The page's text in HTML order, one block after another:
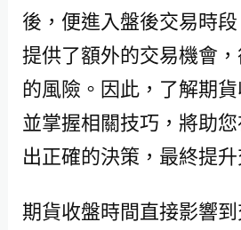
後，便進入盤後交易時
提供了額外的交易機會
的風險。因此，了解期
並掌握相關技巧，將助
出正確的決策，最終提升
期貨收盤時間直接影響